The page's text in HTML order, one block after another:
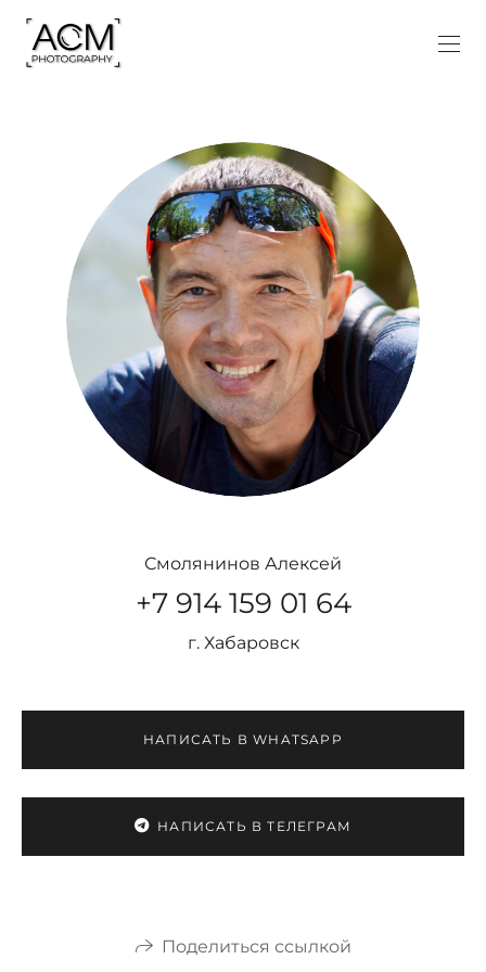
Смолянинов Алексей
+7 914 159 01 64
г. Хабаровск
НАПИСАТЬ В WHATSAPP
НАПИСАТЬ В ТЕЛЕГРАМ
Поделиться ссылкой